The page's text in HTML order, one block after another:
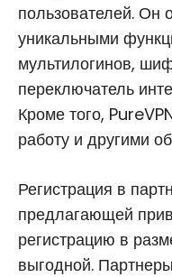
пользователей. Он
уникальными
мультилогинов,
переключатель
Кроме того,
работу и другими
Регистрация в
предлагающей
регистрацию в
выгодной.